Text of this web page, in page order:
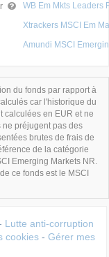
WB Em Mkts Leaders
Xtrackers MSCI Em
Amundi MSCI
du fonds par rapport à
car l'historique du
calculées en EUR et ne
préjugent pas des
brutes de frais de
de la catégorie
Emerging Markets NR.
ce fonds est le MSCI
Lutte anti-corruption
cookies - Gérer mes